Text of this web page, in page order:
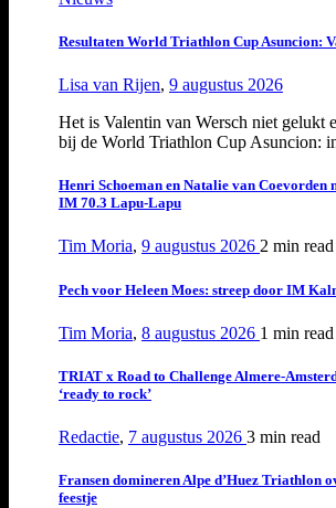
Resultaten World Triathlon Cup Asuncion:
Lisa van Rijen, 9 augustus 2026
Het is Valentin van Wersch niet gelukt
bij de World Triathlon Cup Asuncion:
Henri Schoeman en Natalie van
IM 70.3 Lapu-Lapu
Tim Moria, 9 augustus 2026 2 min read
Pech voor Heleen Moes: streep door IM
Tim Moria, 8 augustus 2026 1 min read
TRIAT x Road to Challenge Almere-
‘ready to rock’
Redactie, 7 augustus 2026 3 min read
Fransen domineren Alpe d’Huez Triathlon
feestje